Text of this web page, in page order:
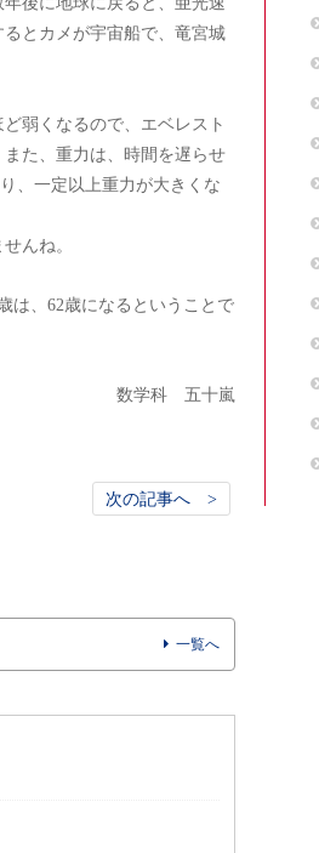
とカメが宇宙船で、竜宮城
弱くなるので、エベレスト
た、重力は、時間を遅らせ
、一定以上重力が大きくな
んね。
は、62歳になるということで
数学科 五十嵐
次の記事へ >
一覧へ